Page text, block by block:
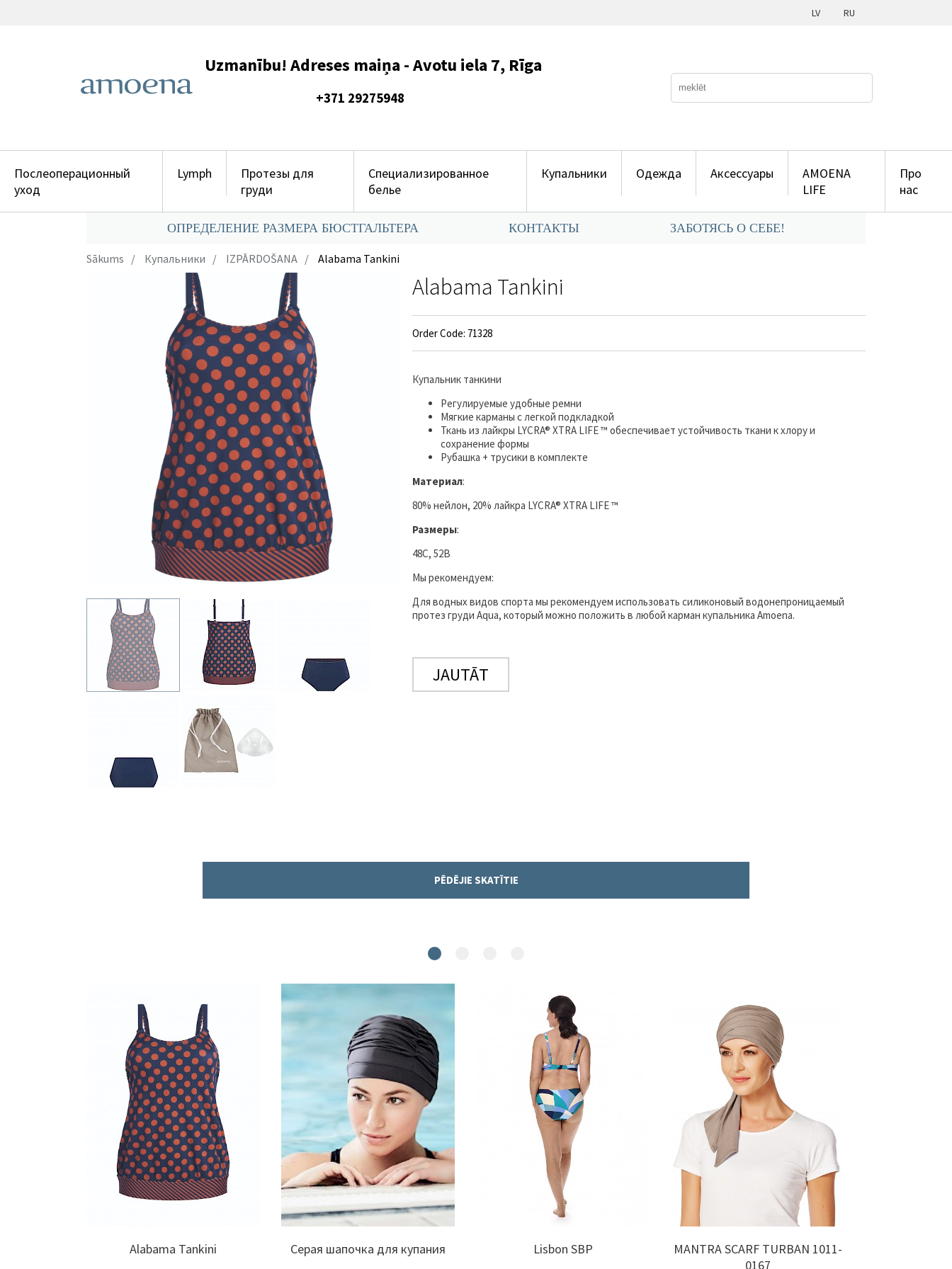
LV RU
Uzmanību! Adreses maiņa - Avotu iela 7, Rīga
+371 29275948
Послеоперационный
уход
Lymph
Протезы для
груди
Специализированное
белье
Купальники Одежда Аксессуары
AMOENA
LIFE
Про
нас
ОПРЕДЕЛЕНИЕ РАЗМЕРА БЮСТГАЛЬТЕРА КОНТАКТЫ ЗАБОТЯСЬ О СЕБЕ!
Sākums Купальники IZPĀRDOŠANA Alabama Tankini
Alabama Tankini
Order Code: 71328
Купальник танкини
Регулируемые удобные ремни
Мягкие карманы с легкой подкладкой
Ткань из лайкры LYCRA® XTRA LIFE ™ обеспечивает устойчивость ткани к хлору и
сохранение формы
Рубашка + трусики в комплекте
Материал:
80% нейлон, 20% лайкра LYCRA® XTRA LIFE ™
Размеры:
48C, 52B
Мы рекомендуем:
Для водных видов спорта мы рекомендуем использовать силиконовый водонепроницаемый
протез груди Aqua, который можно положить в любой карман купальника Amoena.
JAUTĀT
PĒDĒJIE SKATĪTIE
Alabama Tankini Серая шапочка для купания Lisbon SBP
MANTRA SCARF TURBAN 1011-
0167